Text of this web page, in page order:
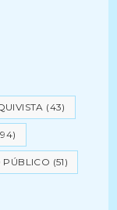
(43)
PÚBLICO (51)